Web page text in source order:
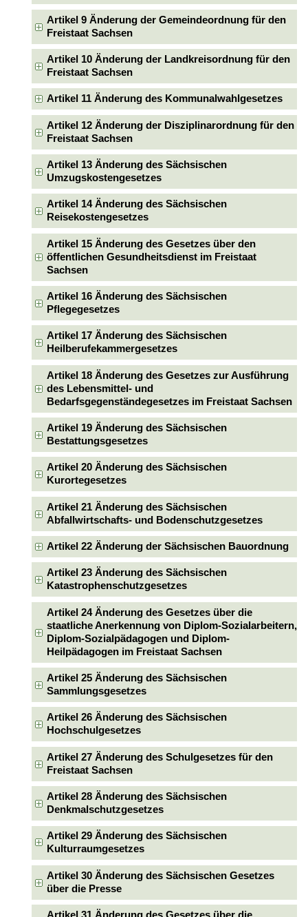
Artikel 9 Änderung der Gemeindeordnung für den
Freistaat Sachsen
Artikel 10 Änderung der Landkreisordnung für den
Freistaat Sachsen
Artikel 11 Änderung des Kommunalwahlgesetzes
Artikel 12 Änderung der Disziplinarordnung für den
Freistaat Sachsen
Artikel 13 Änderung des Sächsischen
Umzugskostengesetzes
Artikel 14 Änderung des Sächsischen
Reisekostengesetzes
Artikel 15 Änderung des Gesetzes über den
öffentlichen Gesundheitsdienst im Freistaat
Sachsen
Artikel 16 Änderung des Sächsischen
Pflegegesetzes
Artikel 17 Änderung des Sächsischen
Heilberufekammergesetzes
Artikel 18 Änderung des Gesetzes zur Ausführung
des Lebensmittel- und
Bedarfsgegenständegesetzes im Freistaat Sachsen
Artikel 19 Änderung des Sächsischen
Bestattungsgesetzes
Artikel 20 Änderung des Sächsischen
Kurortegesetzes
Artikel 21 Änderung des Sächsischen
Abfallwirtschafts- und Bodenschutzgesetzes
Artikel 22 Änderung der Sächsischen Bauordnung
Artikel 23 Änderung des Sächsischen
Katastrophenschutzgesetzes
Artikel 24 Änderung des Gesetzes über die
staatliche Anerkennung von Diplom-Sozialarbeitern,
Diplom-Sozialpädagogen und Diplom-
Heilpädagogen im Freistaat Sachsen
Artikel 25 Änderung des Sächsischen
Sammlungsgesetzes
Artikel 26 Änderung des Sächsischen
Hochschulgesetzes
Artikel 27 Änderung des Schulgesetzes für den
Freistaat Sachsen
Artikel 28 Änderung des Sächsischen
Denkmalschutzgesetzes
Artikel 29 Änderung des Sächsischen
Kulturraumgesetzes
Artikel 30 Änderung des Sächsischen Gesetzes
über die Presse